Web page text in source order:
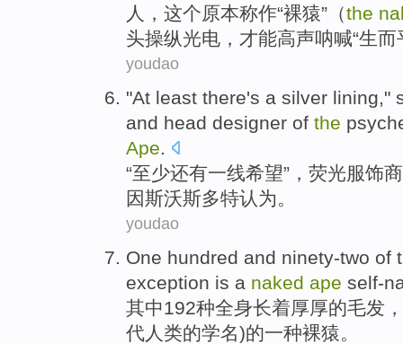
人
，这个原本称作“裸猿”（the
头操纵光电 ，才能高声呐喊“生而
youdao
"At least there's a silver lining,"
and head designer of the
Ape.
“至少还有一线希望”，荧光服饰
因斯沃斯多特认为。
youdao
One hundred and ninety-two of
exception is a naked ape self-
其中192种全身长着厚厚的毛发
代人类的学名)的一种裸猿。